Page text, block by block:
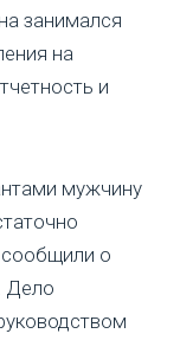
занимался
на
и
мужчину
сообщили о
Дело